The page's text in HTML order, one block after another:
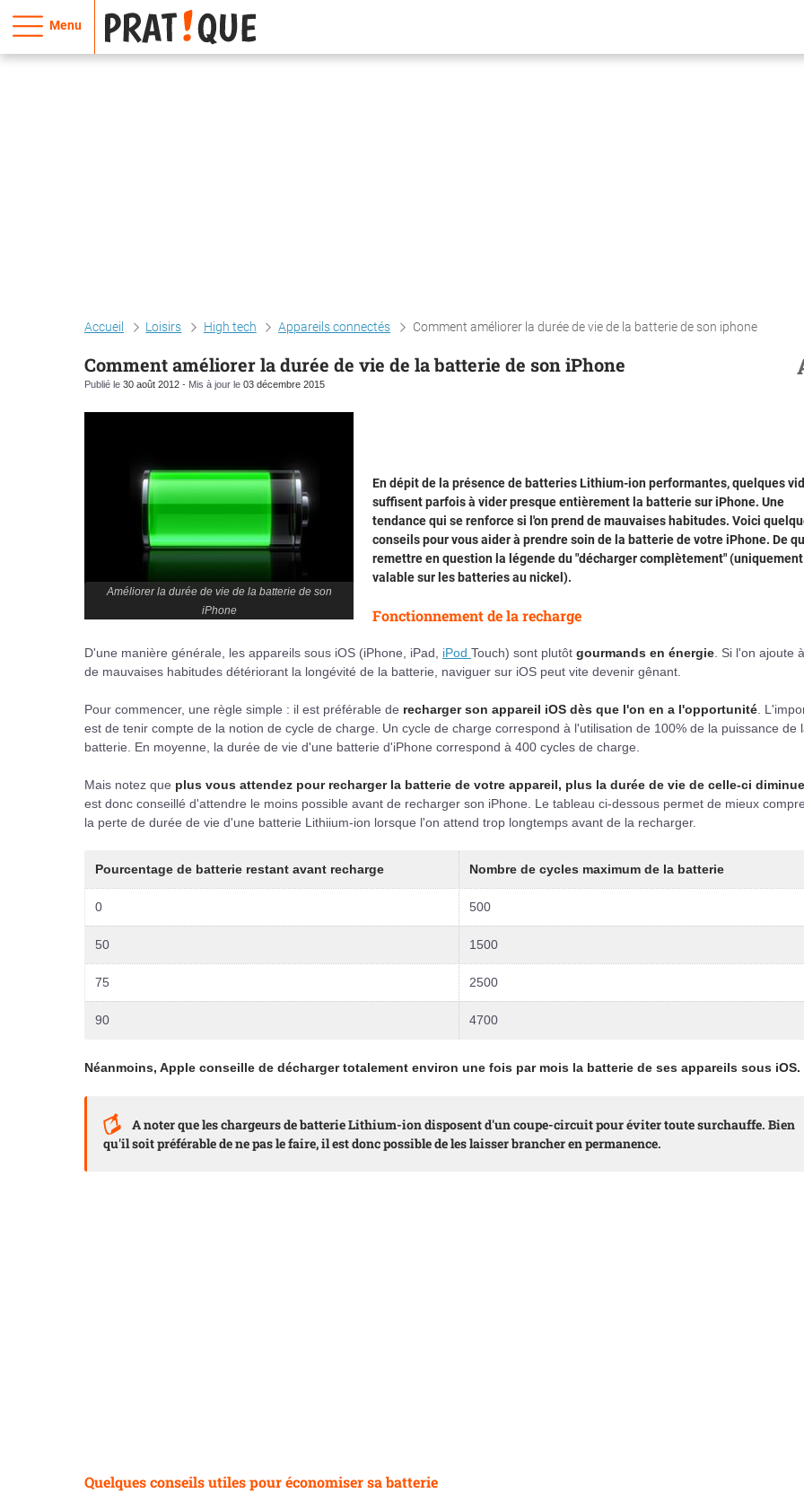
Menu
Accueil Loisirs High tech Appareils connectés Comment améliorer la durée de vie de la batterie de son iphone
Comment améliorer la durée de vie de la batterie de son iPhone
Publié le 30 août 2012 - Mis à jour le 03 décembre 2015
Améliorer la durée de vie de la batterie de son
iPhone
En dépit de la présence de batteries Lithium-ion performantes, quelques
suffisent parfois à vider presque entièrement la batterie sur iPhone. Une
tendance qui se renforce si l'on prend de mauvaises habitudes. Voici
conseils pour vous aider à prendre soin de la batterie de votre iPhone. De
remettre en question la légende du "décharger complètement" (uniquement
valable sur les batteries au nickel).
Fonctionnement de la recharge
D'une manière générale, les appareils sous iOS (iPhone, iPad, iPod Touch) sont plutôt gourmands en énergie . Si l'on ajoute
de mauvaises habitudes détériorant la longévité de la batterie, naviguer sur iOS peut vite devenir gênant.
Pour commencer, une règle simple : il est préférable de recharger son appareil iOS dès que l'on en a l'opportunité .
est de tenir compte de la notion de cycle de charge. Un cycle de charge correspond à l'utilisation de 100% de la puissance de
batterie. En moyenne, la durée de vie d'une batterie d'iPhone correspond à 400 cycles de charge.
Mais notez que plus vous attendez pour recharger la batterie de votre appareil, plus la durée de vie de celle-ci
est donc conseillé d'attendre le moins possible avant de recharger son iPhone. Le tableau ci-dessous permet de mieux
la perte de durée de vie d'une batterie Lithiium-ion lorsque l'on attend trop longtemps avant de la recharger.
Pourcentage de batterie restant avant recharge Nombre de cycles maximum de la batterie
0 500
50 1500
75 2500
90 4700
Néanmoins, Apple conseille de décharger totalement environ une fois par mois la batterie de ses appareils sous iOS.
A noter que les chargeurs de batterie Lithium-ion disposent d'un coupe-circuit pour éviter toute surchauffe. Bien
qu'il soit préférable de ne pas le faire, il est donc possible de les laisser brancher en permanence.
Quelques conseils utiles pour économiser sa batterie